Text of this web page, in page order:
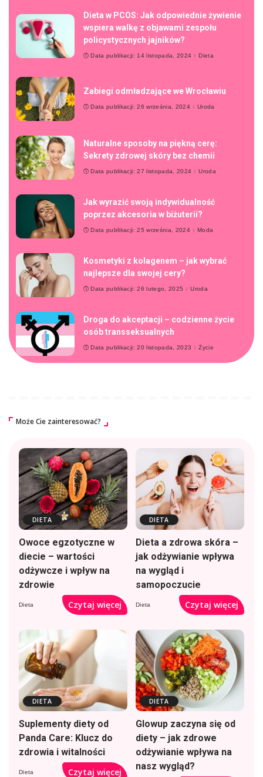
Dieta w PCOS: Jak odpowiednie żywienie
wspiera walkę z objawami zespołu
policystycznych jajników?
Data publikacji: 14 listopada, 2024 Dieta
Zabiegi odmładzające we Wrocławiu
Data publikacji: 26 września, 2024 Uroda
Naturalne sposoby na piękną cerę:
Sekrety zdrowej skóry bez chemii
Data publikacji: 27 listopada, 2024 Uroda
Jak wyrazić swoją indywidualność
poprzez akcesoria w biżuterii?
Data publikacji: 25 września, 2024 Moda
Kosmetyki z kolagenem – jak wybrać
najlepsze dla swojej cery?
Data publikacji: 26 lutego, 2025 Uroda
Droga do akceptacji – codzienne życie
osób transseksualnych
Data publikacji: 20 listopada, 2023 Życie
Może Cie zainteresować?
DIETA
Owoce egzotyczne w
diecie – wartości
odżywcze i wpływ na
zdrowie
Dieta Czytaj więcej
DIETA
Dieta a zdrowa skóra –
jak odżywianie wpływa
na wygląd i
samopoczucie
Dieta Czytaj więcej
DIETA
Suplementy diety od
Panda Care: Klucz do
zdrowia i witalności
Dieta Czytaj więcej
DIETA
Glowup zaczyna się od
diety – jak zdrowe
odżywianie wpływa na
nasz wygląd?